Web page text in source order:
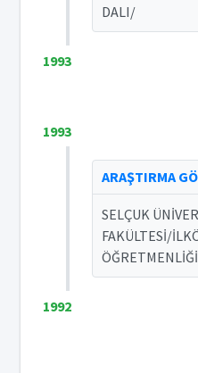
DALI/
1993
1993
ARAŞTIRMA
SELÇUK
FAKÜLTESİ/
1992